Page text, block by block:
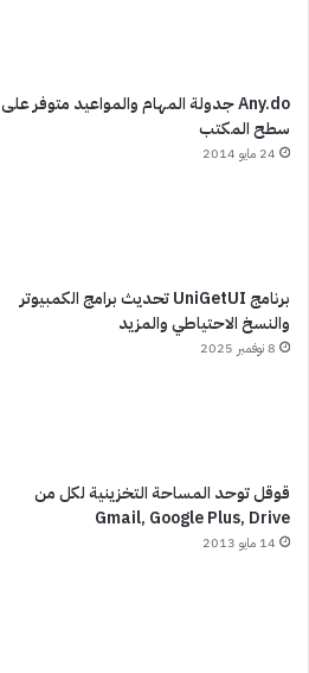
Any.do جدولة المهام والمواعيد متوفر على
سطح المكتب
24 مايو 2014
برنامج UniGetUI تحديث برامج الكمبيوتر
والنسخ الاحتياطي والمزيد
8 نوفمبر 2025
قوقل توحد المساحة التخزينية لكل من
Gmail, Google Plus, Drive
14 مايو 2013